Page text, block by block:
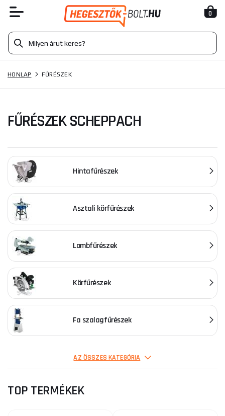
0
HONLAP FŰRÉSZEK
FŰRÉSZEK SCHEPPACH
Hintafűrészek
Asztali körfűrészek
Lombfűrészek
Körfűrészek
Fa szalagfűrészek
Gérvágófűrészek
Merülőfűrészek
AZ ÖSSZES KATEGÓRIA
TOP TERMÉKEK